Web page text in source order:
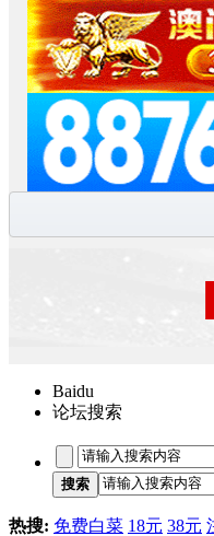
Baidu
论坛搜索
搜索
热搜: 免费白菜 18元 38元